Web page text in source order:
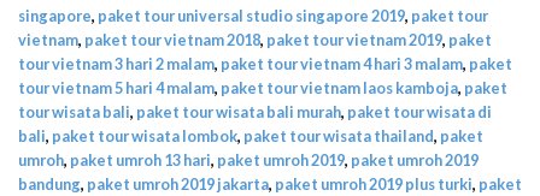
singapore, paket tour universal studio singapore 2019, paket tour
vietnam, paket tour vietnam 2018, paket tour vietnam 2019, paket
tour vietnam 3 hari 2 malam, paket tour vietnam 4 hari 3 malam, paket
tour vietnam 5 hari 4 malam, paket tour vietnam laos kamboja, paket
tour wisata bali, paket tour wisata bali murah, paket tour wisata di
bali, paket tour wisata lombok, paket tour wisata thailand, paket
umroh, paket umroh 13 hari, paket umroh 2019, paket umroh 2019
bandung, paket umroh 2019 jakarta, paket umroh 2019 plus turki, paket